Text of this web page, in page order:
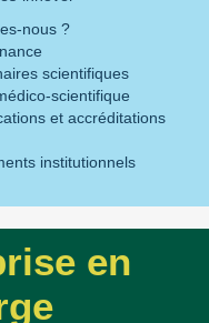
nous ?
scientifiques
scientifique
et accréditations
institutionnels
en